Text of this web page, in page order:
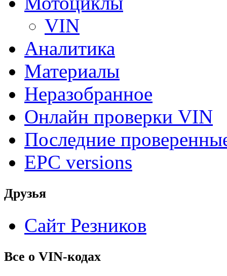
VIN
Аналитика
Материалы
Неразобранное
Онлайн проверки VIN
Последние
EPC versions
Друзья
Сайт Резников
Все о VIN-кодах